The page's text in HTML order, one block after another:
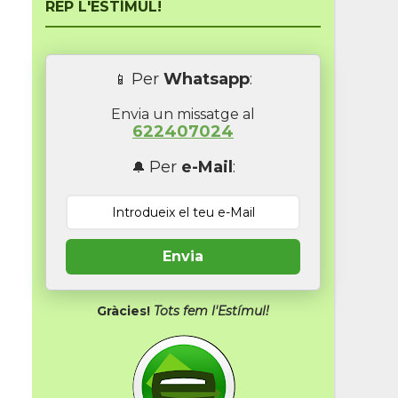
REP L'ESTÍMUL!
📱 Per Whatsapp:
Envia un missatge al
622407024
🔔 Per e-Mail :
Envia
Gràcies! Tots fem l'Estímul!